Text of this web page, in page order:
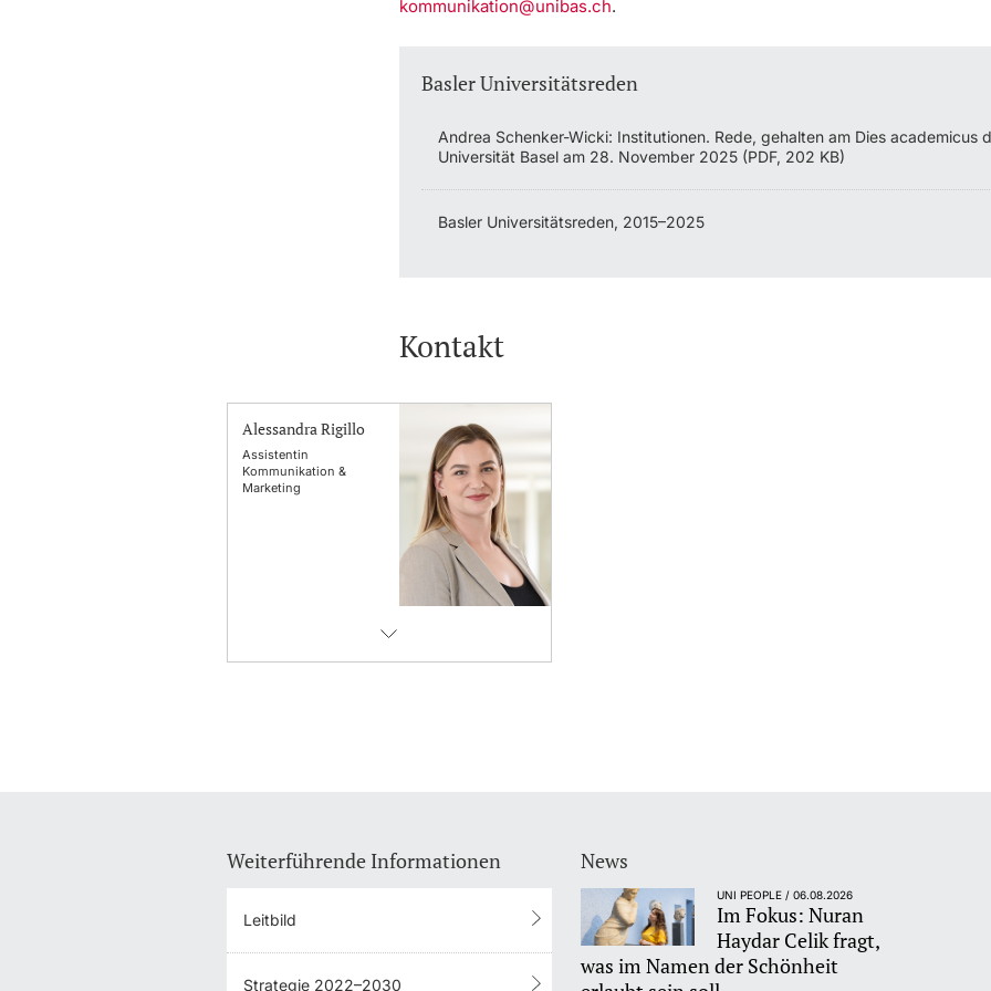
kommunikation@unibas.ch.
Basler Universitätsreden
Andrea Schenker-Wicki: Institutionen. Rede, gehalten am Dies academicus
Universität Basel am 28. November 2025 (PDF, 202 KB)
Basler Universitätsreden, 2015–2025
Kontakt
Alessandra Rigillo
Assistentin
Kommunikation &
Marketing
Weiterführende Informationen
Leitbild
Strategie 2022–2030
News
UNI PEOPLE / 06.08.2026
Im Fokus: Nuran
Haydar Celik fragt,
was im Namen der Schönheit